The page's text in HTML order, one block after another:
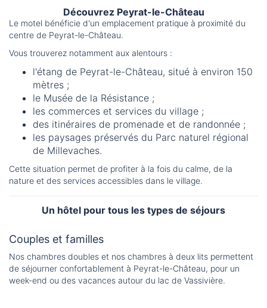
Découvrez Peyrat-le-Château
Le motel bénéficie d'un emplacement pratique à proximité du
centre de Peyrat-le-Château.
Vous trouverez notamment aux alentours :
l'étang de Peyrat-le-Château, situé à environ 150
mètres ;
le Musée de la Résistance ;
les commerces et services du village ;
des itinéraires de promenade et de randonnée ;
les paysages préservés du Parc naturel régional
de Millevaches.
Cette situation permet de profiter à la fois du calme, de la
nature et des services accessibles dans le village.
Un hôtel pour tous les types de séjours
Couples et familles
Nos chambres doubles et nos chambres à deux lits permettent
de séjourner confortablement à Peyrat-le-Château, pour un
week-end ou des vacances autour du lac de Vassivière.